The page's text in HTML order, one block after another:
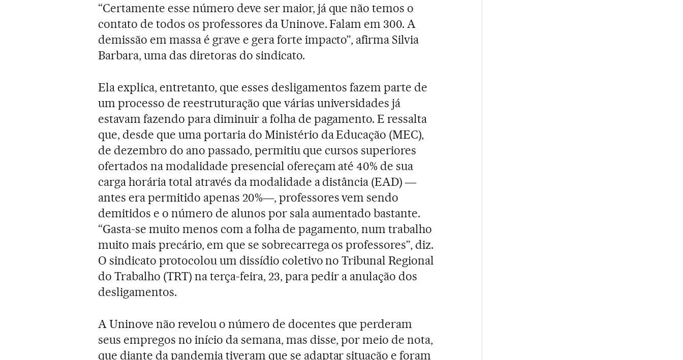
“Certamente esse número deve ser maior, já que não temos o
contato de todos os professores da Uninove. Falam em 300. A
demissão em massa é grave e gera forte impacto”, afirma Silvia
Barbara, uma das diretoras do sindicato.
Ela explica, entretanto, que esses desligamentos fazem parte de
um processo de reestruturação que várias universidades já
estavam fazendo para diminuir a folha de pagamento. E ressalta
que, desde que uma portaria do Ministério da Educação (MEC),
de dezembro do ano passado, permitiu que cursos superiores
ofertados na modalidade presencial ofereçam até 40% de sua
carga horária total através da modalidade a distância (EAD) ―
antes era permitido apenas 20%―, professores vem sendo
demitidos e o número de alunos por sala aumentado bastante.
“Gasta-se muito menos com a folha de pagamento, num trabalho
muito mais precário, em que se sobrecarrega os professores”, diz.
O sindicato protocolou um dissídio coletivo no Tribunal Regional
do Trabalho (TRT) na terça-feira, 23, para pedir a anulação dos
desligamentos.
A Uninove não revelou o número de docentes que perderam
seus empregos no início da semana, mas disse, por meio de nota,
que diante da pandemia tiveram que se adaptar situação e foram